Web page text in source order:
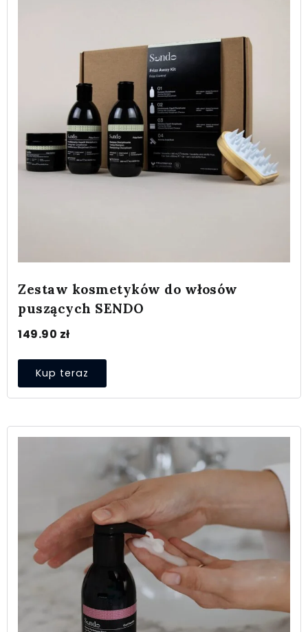
Zestaw kosmetyków do włosów
puszących SENDO
149.90 zł
Kup teraz